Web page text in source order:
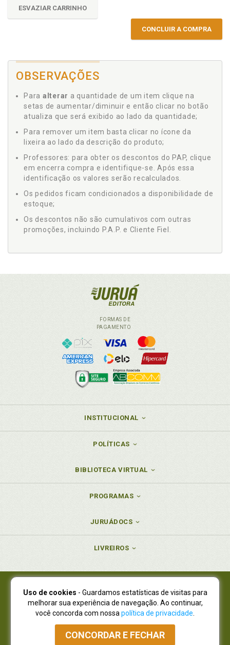
ESVAZIAR CARRINHO
CONCLUIR A COMPRA
OBSERVAÇÕES
Para alterar a quantidade de um item clique na
setas de aumentar/diminuir e então clicar no botão
atualiza que será exibido ao lado da quantidade;
Para remover um item basta clicar no ícone da
lixeira ao lado da descrição do produto;
Professores: para obter os descontos do PAP, clique
em encerra compra e identifique-se. Após essa
identificação os valores serão recalculados.
Os pedidos ficam condicionados a disponibilidade de
estoque;
Os descontos não são cumulativos com outras
promoções, incluindo P.A.P. e Cliente Fiel.
FORMAS DE
PAGAMENTO
INSTITUCIONAL
POLÍTICAS
BIBLIOTECA VIRTUAL
PROGRAMAS
JURUÁDOCS
LIVREIROS
Juruá Editora Ltda., CNPJ 77.535.508/0001-19
Juruá Informática Ltda., CNPJ 01.701.561/0001-80
NOVO ENDEREÇO:R. Flávio Dallegrave, 7665, São Lourenço |
Curitiba - Paraná - CEP 82210-310
Atendimento: (41) 4009-3900|Vendas Atacado: (41) 4009-3939
Uso de cookies - Guardamos estatísticas de visitas para
melhorar sua experiência de navegação. Ao continuar,
você concorda com nossa política de privacidade
CONCORDAR E FECHAR